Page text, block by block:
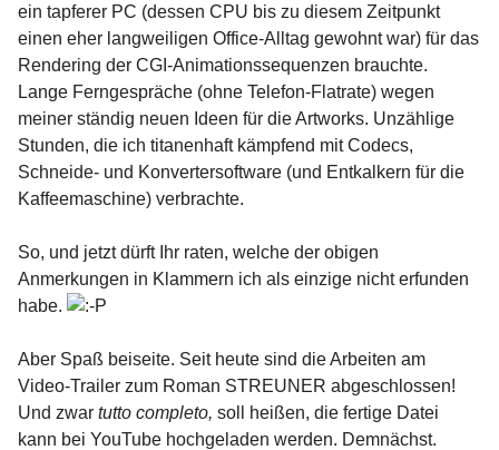
ein tapferer PC (dessen CPU bis zu diesem Zeitpunkt
einen eher langweiligen Office-Alltag gewohnt war) für das
Rendering der CGI-Animationssequenzen brauchte.
Lange Ferngespräche (ohne Telefon-Flatrate) wegen
meiner ständig neuen Ideen für die Artworks. Unzählige
Stunden, die ich titanenhaft kämpfend mit Codecs,
Schneide- und Konvertersoftware (und Entkalkern für die
Kaffeemaschine) verbrachte.
So, und jetzt dürft Ihr raten, welche der obigen
Anmerkungen in Klammern ich als einzige nicht erfunden
habe.
Aber Spaß beiseite. Seit heute sind die Arbeiten am
Video-Trailer zum Roman STREUNER abgeschlossen!
Und zwar tutto completo, soll heißen, die fertige Datei
kann bei YouTube hochgeladen werden. Demnächst.